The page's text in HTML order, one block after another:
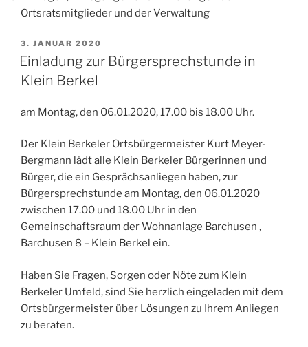
Ortsratsmitglieder und der Verwaltung
VERÖFFENTLICHT
AM
3. JANUAR 2020
Einladung zur Bürgersprechstunde in
Klein Berkel
am Montag, den 06.01.2020, 17.00 bis 18.00 Uhr.
Der Klein Berkeler Ortsbürgermeister Kurt Meyer-
Bergmann lädt alle Klein Berkeler Bürgerinnen und
Bürger, die ein Gesprächsanliegen haben, zur
Bürgersprechstunde am Montag, den 06.01.2020
zwischen 17.00 und 18.00 Uhr in den
Gemeinschaftsraum der Wohnanlage Barchusen ,
Barchusen 8 – Klein Berkel ein.
Haben Sie Fragen, Sorgen oder Nöte zum Klein
Berkeler Umfeld, sind Sie herzlich eingeladen mit dem
Ortsbürgermeister über Lösungen zu Ihrem Anliegen
zu beraten.